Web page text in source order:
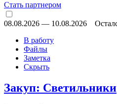
Стать партнером
08.08.2026 — 10.08.2026
В работу
Файлы
Заметка
Скрыть
Закуп: Светильники